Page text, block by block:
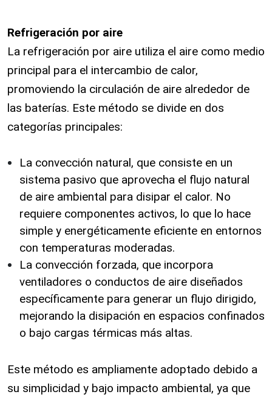
Refrigeración por aire
La refrigeración por aire utiliza el aire como medio
principal para el intercambio de calor,
promoviendo la circulación de aire alrededor de
las baterías. Este método se divide en dos
categorías principales:
La convección natural, que consiste en un
sistema pasivo que aprovecha el flujo natural
de aire ambiental para disipar el calor. No
requiere componentes activos, lo que lo hace
simple y energéticamente eficiente en entornos
con temperaturas moderadas.
La convección forzada, que incorpora
ventiladores o conductos de aire diseñados
específicamente para generar un flujo dirigido,
mejorando la disipación en espacios confinados
o bajo cargas térmicas más altas.
Este método es ampliamente adoptado debido a
su simplicidad y bajo impacto ambiental, ya que